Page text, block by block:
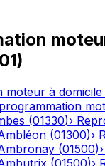
01)
moteur à domicile
(01330)›
(01300)›
(01500)›